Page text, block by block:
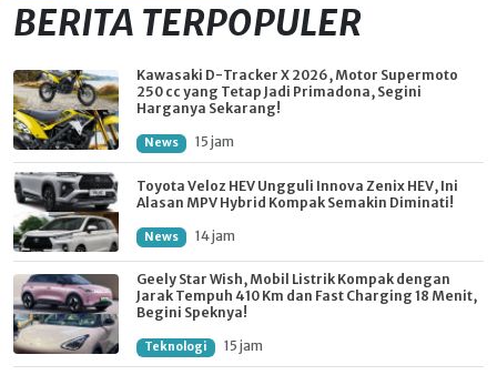
BERITA TERPOPULER
Kawasaki D-Tracker X 2026, Motor Supermoto
250 cc yang Tetap Jadi Primadona, Segini
Harganya Sekarang!
News 15 jam
Toyota Veloz HEV Ungguli Innova Zenix HEV, Ini
Alasan MPV Hybrid Kompak Semakin Diminati!
News 14 jam
Geely Star Wish, Mobil Listrik Kompak dengan
Jarak Tempuh 410 Km dan Fast Charging 18 Menit,
Begini Speknya!
Teknologi 15 jam